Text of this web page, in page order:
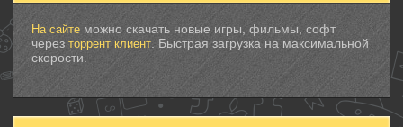
На сайте можно скачать новые игры, фильмы, софт
через торрент клиент . Быстрая загрузка на максимальной
скорости.